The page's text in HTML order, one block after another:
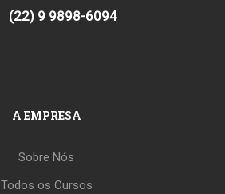
(22) 9 9898-6094
A EMPRESA
Sobre Nós
Todos os Cursos